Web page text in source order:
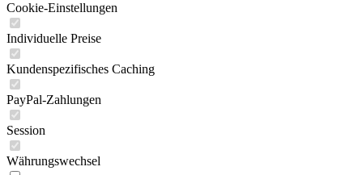
Cookie-Einstellungen
Individuelle Preise
Kundenspezifisches Caching
PayPal-Zahlungen
Session
Währungswechsel